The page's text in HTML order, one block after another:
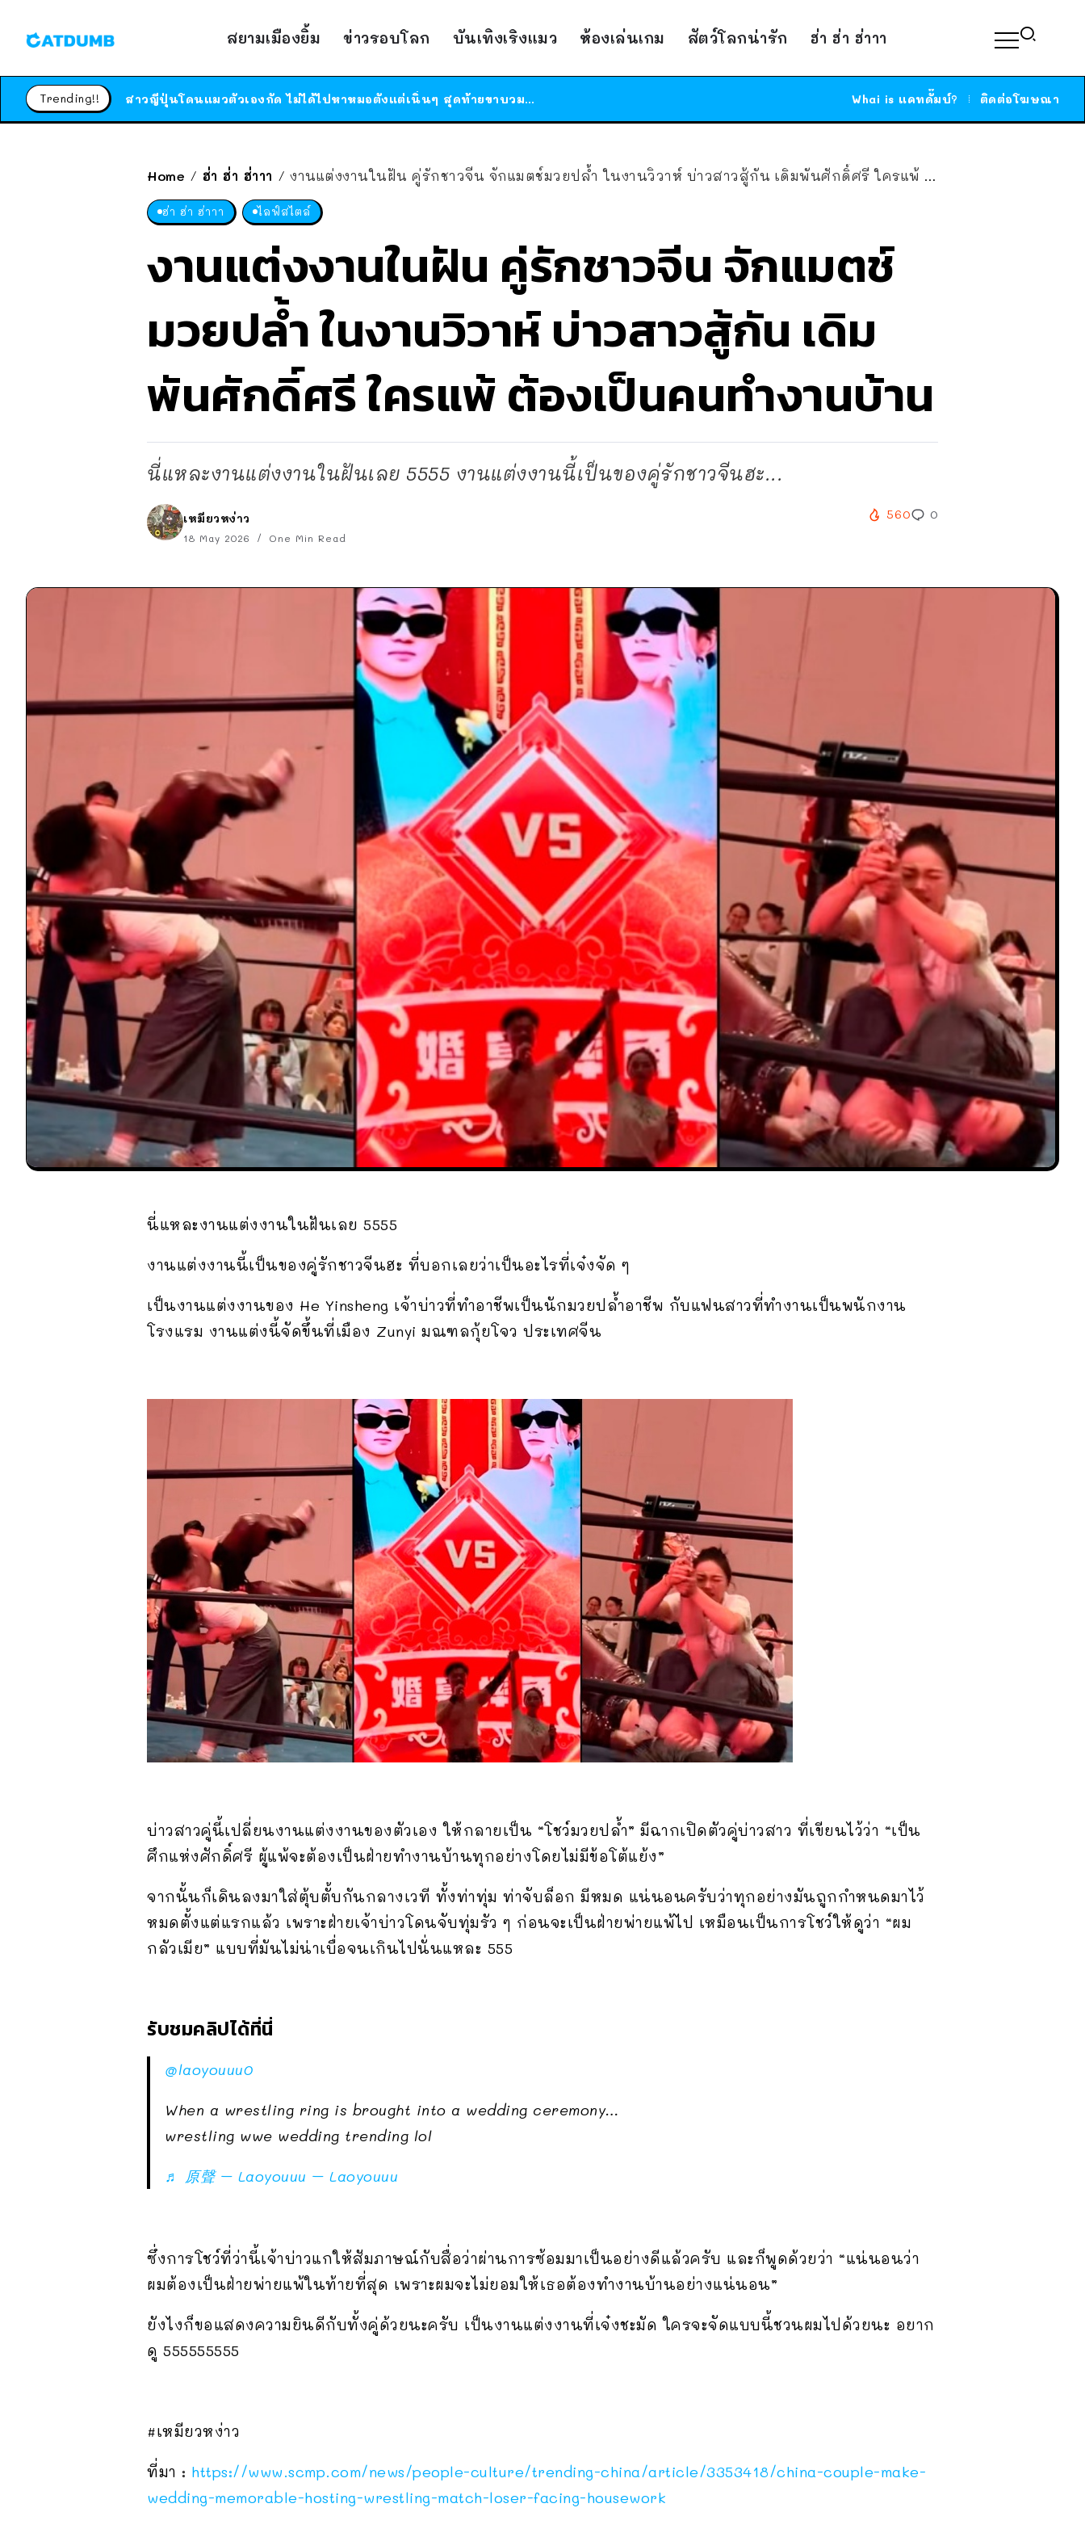
สยามเมืองยิ้ม ข่าวรอบโลก บันเทิงเริงแมว ห้องเล่นเกม สัตว์โลกน่ารัก ฮ่า ฮ่า ฮ่าาา
Trending!!
ร้านอาหารในนิวยอร์กประกาศปิดตัวลง หลังอยู่มานานกว่า 45 ปี ติดป้ายขอบคุณลูกค้าทุกคน แถมสูตรทำไวท์ซอสให้แบบจัดเต็ม
ได้เวลาเด็กหนวดรวมตัว RF Online Next เปิดให้เล่นแล้ว เกม Sci-Fi MMORPG ระดับตำนาน เล่นได้ทั้งมือถือและ PC Whai is แคทดั๊มบ์? ติดต่อโฆษณา
Home / ฮ่า ฮ่า ฮ่าาา / งานแต่งงานในฝัน คู่รักชาวจีน จักแมตช์มวยปล้ำ ในงานวิวาห์ บ่าวสาวสู้กัน เดิมพันศักดิ์ศรี ใครแพ้ ต้องเป็นคนทำงานบ้าน
ฮ่า ฮ่า ฮ่าาา ไลฟ์สไตล์
งานแต่งงานในฝัน คู่รักชาวจีน จักแมตช์
มวยปล้ำ ในงานวิวาห์ บ่าวสาวสู้กัน เดิม
พันศักดิ์ศรี ใครแพ้ ต้องเป็นคนทำงานบ้าน
นี่แหละงานแต่งงานในฝันเลย 5555 งานแต่งงานนี้เป็นของคู่รักชาวจีนฮะ...
เหมียวหง่าว
18 May 2026 One Min Read
560 0
นี่แหละงานแต่งงานในฝันเลย 5555
งานแต่งงานนี้เป็นของคู่รักชาวจีนฮะ ที่บอกเลยว่าเป็นอะไรที่เจ๋งจัด ๆ
เป็นงานแต่งงานของ He Yinsheng เจ้าบ่าวที่ทำอาชีพเป็นนักมวยปล้ำอาชีพ กับแฟนสาวที่ทำงานเป็นพนักงาน
โรงแรม งานแต่งนี้จัดขึ้นที่เมือง Zunyi มณฑลกุ้ยโจว ประเทศจีน
บ่าวสาวคู่นี้เปลี่ยนงานแต่งงานของตัวเอง ให้กลายเป็น “โชว์มวยปล้ำ” มีฉากเปิดตัวคู่บ่าวสาว ที่เขียนไว้ว่า “เป็น
ศึกแห่งศักดิ์ศรี ผู้แพ้จะต้องเป็นฝ่ายทำงานบ้านทุกอย่างโดยไม่มีข้อโต้แย้ง”
จากนั้นก็เดินลงมาใส่ตุ้บตั้บกันกลางเวที ทั้งท่าทุ่ม ท่าจับล็อก มีหมด แน่นอนครับว่าทุกอย่างมันถูกกำหนดมาไว้
หมดตั้งแต่แรกแล้ว เพราะฝ่ายเจ้าบ่าวโดนจับทุ่มรัว ๆ ก่อนจะเป็นฝ่ายพ่ายแพ้ไป เหมือนเป็นการโชว์ให้ดูว่า “ผม
กลัวเมีย” แบบที่มันไม่น่าเบื่อจนเกินไปนั่นแหละ 555
รับชมคลิปได้ที่นี่
@laoyouuu0
When a wrestling ring is brought into a wedding ceremony…
wrestling wwe wedding trending lol
♬ 原聲 – Laoyouuu – Laoyouuu
ซึ่งการโชว์ที่ว่านี้เจ้าบ่าวแกให้สัมภาษณ์กับสื่อว่าผ่านการซ้อมมาเป็นอย่างดีแล้วครับ และก็พูดด้วยว่า “แน่นอนว่า
ผมต้องเป็นฝ่ายพ่ายแพ้ในท้ายที่สุด เพราะผมจะไม่ยอมให้เธอต้องทำงานบ้านอย่างแน่นอน”
ยังไงก็ขอแสดงความยินดีกับทั้งคู่ด้วยนะครับ เป็นงานแต่งงานที่เจ๋งชะมัด ใครจะจัดแบบนี้ชวนผมไปด้วยนะ อยาก
ดู 555555555
#เหมียวหง่าว
ที่มา : https://www.scmp.com/news/people-culture/trending-china/article/3353418/china-couple-make-
wedding-memorable-hosting-wrestling-match-loser-facing-housework